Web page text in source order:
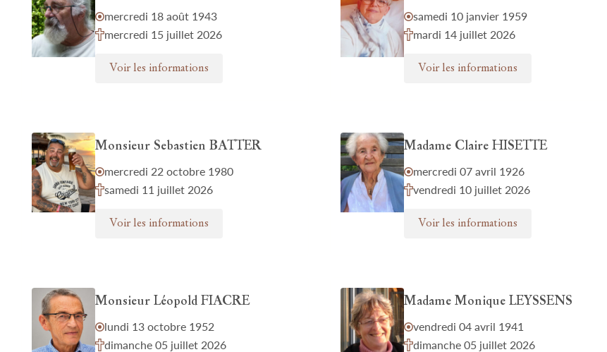
mercredi 18 août 1943
mercredi 15 juillet 2026
Voir les informations
samedi 10 janvier 1959
mardi 14 juillet 2026
Voir les informations
Monsieur Sebastien BATTER
mercredi 22 octobre 1980
samedi 11 juillet 2026
Voir les informations
Madame Claire HISETTE
mercredi 07 avril 1926
vendredi 10 juillet 2026
Voir les informations
Monsieur Léopold FIACRE
lundi 13 octobre 1952
dimanche 05 juillet 2026
Madame Monique LEYSSENS
vendredi 04 avril 1941
dimanche 05 juillet 2026